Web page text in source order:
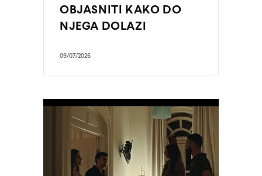
OBJASNITI KAKO DO
NJEGA DOLAZI
09/07/2026